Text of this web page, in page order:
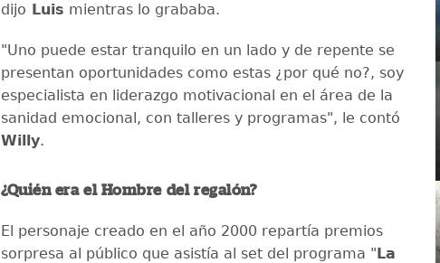
dijo Luis mientras lo grababa.
"Uno puede estar tranquilo en un lado y de repente se
presentan oportunidades como estas ¿por qué no?, soy
especialista en liderazgo motivacional en el área de la
sanidad emocional, con talleres y programas", le contó
Willy.
¿Quién era el Hombre del regalón?
El personaje creado en el año 2000 repartía premios
sorpresa al público que asistía al set del programa "La